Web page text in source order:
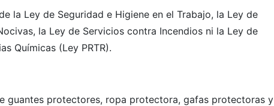
la Ley de Seguridad e Higiene en el Trabajo, la Ley de
la Ley de Servicios contra Incendios ni la Ley de
Químicas (Ley PRTR).
guantes protectores, ropa protectora, gafas protectoras y